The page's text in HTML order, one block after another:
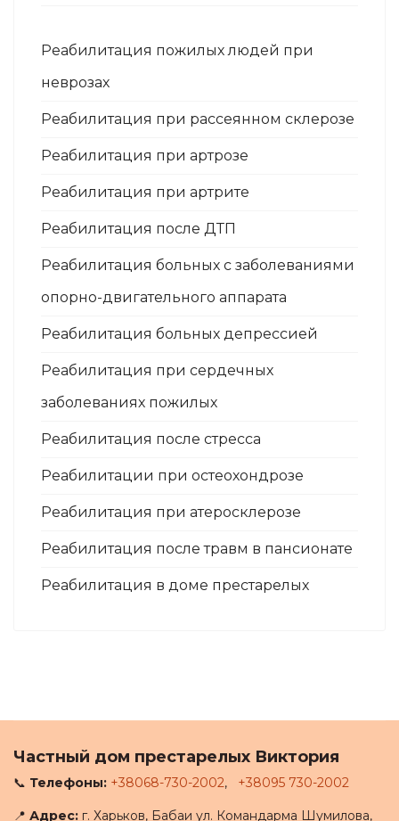
Реабилитация пожилых людей при
неврозах
Реабилитация при рассеянном склерозе
Реабилитация при артрозе
Реабилитация при артрите
Реабилитация после ДТП
Реабилитация больных с заболеваниями
опорно-двигательного аппарата
Реабилитация больных депрессией
Реабилитация при сердечных
заболеваниях пожилых
Реабилитация после стресса
Реабилитации при остеохондрозе
Реабилитация при атеросклерозе
Реабилитация после травм в пансионате
Реабилитация в доме престарелых
Частный дом престарелых Виктория
📞 Телефоны: +38068-730-2002, +38095 730-2002
📍 Адрес: г. Харьков, Бабаи ул. Командарма Шумилова,